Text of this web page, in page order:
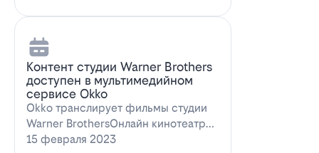
Контент студии Warner Brothers
доступен в мультимедийном
сервисе Okko
Okko транслирует фильмы студии
Warner BrothersОнлайн кинотеатр
Okko пополнил коллекцию лучшими
15 февраля 2023